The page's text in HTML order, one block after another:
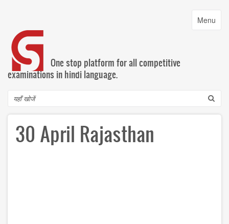
content
Toggle
Menu
One stop platform for all competitive
examinations in hindi language.
Search
30 April Rajasthan